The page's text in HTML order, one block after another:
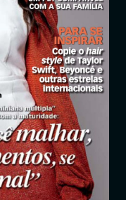
Notícias
Entrar